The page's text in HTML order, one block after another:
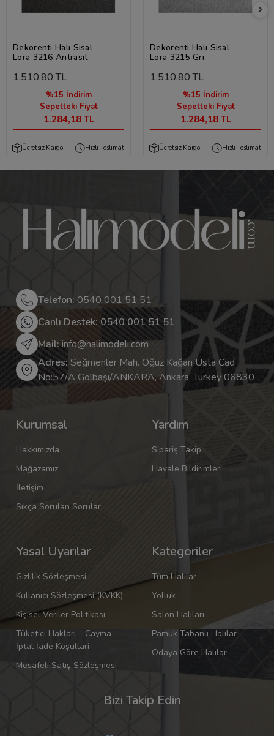
Dekorenti Halı Sisal
Lora 3216 Antrasit
1.510,80 TL
%15 İndirim
Sepetteki Fiyat
1.284,18 TL
Ücretsiz Kargo Hızlı Teslimat
Dekorenti Halı Sisal
Lora 3215 Gri
1.510,80 TL
%15 İndirim
Sepetteki Fiyat
1.284,18 TL
Ücretsiz Kargo Hızlı Teslimat
Telefon: 0540 001 51 51
Canlı Destek: 0540 001 51 51
Mail:info@halimodeli.com
Adres: Seğmenler Mah. Oğuz Kağan Usta Cad
No:57/A Gölbaşı/ANKARA, Ankara, Turkey 06830
Kurumsal
Hakkımızda
Mağazamız
İletişim
Sıkça Sorulan Sorular
Yardım
Sipariş Takip
Havale Bildirimleri
Yasal Uyarılar
Gizlilik Sözleşmesi
Kullanıcı Sözleşmesi (KVKK)
Kişisel Veriler Politikası
Tüketici Haklari – Cayma –
İptal İade Koşullari
Mesafeli Satış Sözleşmesi
Kategoriler
Tüm Halılar
Yolluk
Salon Halıları
Pamuk Tabanlı Halılar
Odaya Göre Halılar
Bizi Takip Edin